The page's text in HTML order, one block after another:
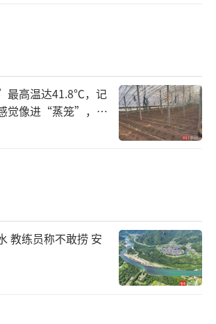
最高温达41.8℃，记
觉像进“蒸笼”，有
起来干活
教练员称不敢捞 安